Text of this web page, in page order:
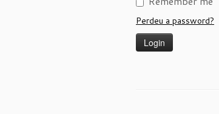
Perdeu a password?